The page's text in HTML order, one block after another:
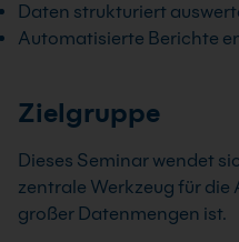
Daten strukturiert
Automatisierte Berichte
Zielgruppe
Dieses Seminar wendet
zentrale Werkzeug für
großer Datenmengen ist.